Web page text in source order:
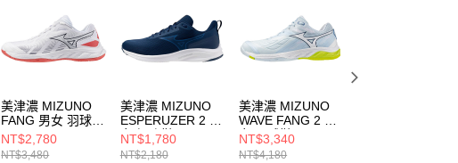
美津濃 MIZUNO
FANG 男女 羽球鞋
71GA242325
NT$2,780
NT$3,480
美津濃 MIZUNO
ESPERUZER 2 男
女 慢跑鞋
K1GA244451
NT$1,780
NT$2,180
美津濃 MIZUNO
WAVE FANG 2 男
女 羽球鞋
71GA231352
NT$3,340
NT$4,180